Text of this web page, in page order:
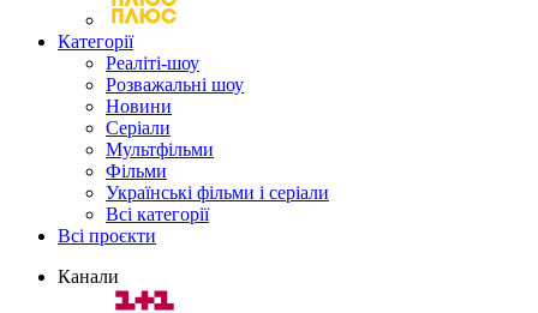
Категорії
Реаліті-шоу
Розважальні шоу
Новини
Серіали
Мультфільми
Фільми
Українські фільми і серіали
Всі категорії
Всі проєкти
Канали